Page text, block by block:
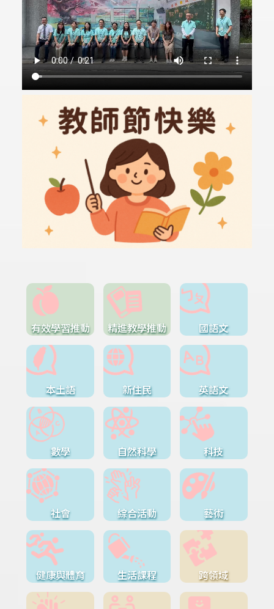
有效學習推動 精進教學推動 國語文
本土語 新住民 英語文
數學 自然科學 科技
社會 綜合活動 藝術
健康與體育 生活課程 跨領域